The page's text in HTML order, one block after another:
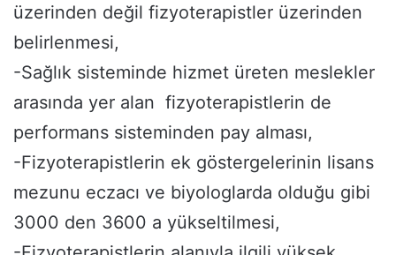
üzerinden değil fizyoterapistler üzerinden
belirlenmesi,
-Sağlık sisteminde hizmet üreten meslekler
arasında yer alan fizyoterapistlerin de
performans sisteminden pay alması,
-Fizyoterapistlerin ek göstergelerinin lisans
mezunu eczacı ve biyologlarda olduğu gibi
3000 den 3600 a yükseltilmesi,